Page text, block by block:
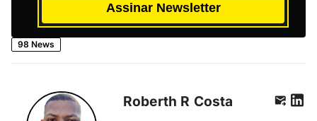
Assinar Newsletter
98 News
Roberth R Costa